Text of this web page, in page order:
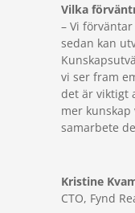
Vilka
– Vi
sedan kan
vi ser fram
det är viktigt
mer
samarbete
Kristine
CTO, Fynd